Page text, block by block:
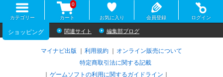
カテゴリー カート
0
お気に入り 会員登録 ログイン
ショッピング 関連サイト 編集部ブログ
マイナビ出版 利用規約
オンライン販売について
特定商取引法に関する記載
ゲームソフトの利用に関するガイドライン